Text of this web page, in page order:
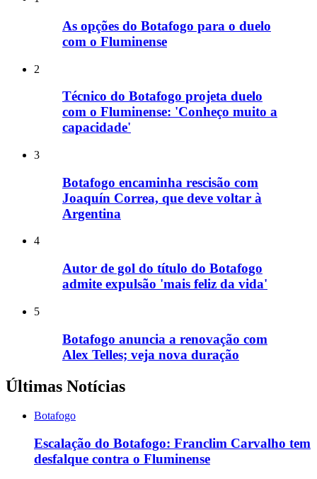
As opções do Botafogo para o duelo
com o Fluminense
2
Técnico do Botafogo projeta duelo
com o Fluminense: 'Conheço muito a
capacidade'
3
Botafogo encaminha rescisão com
Joaquín Correa, que deve voltar à
Argentina
4
Autor de gol do título do Botafogo
admite expulsão 'mais feliz da vida'
5
Botafogo anuncia a renovação com
Alex Telles; veja nova duração
Últimas Notícias
Botafogo
Escalação do Botafogo: Franclim Carvalho tem
desfalque contra o Fluminense